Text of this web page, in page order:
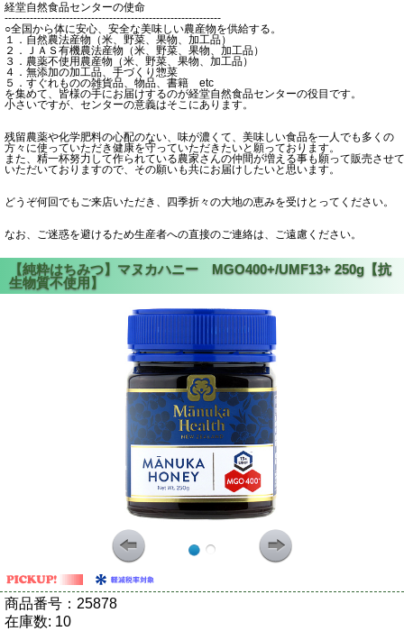
経堂自然食品センターの使命
------------------------------------------------------------
○全国から体に安心、安全な美味しい農産物を供給する。
１．自然農法産物（米、野菜、果物、加工品）
２．ＪＡＳ有機農法産物（米、野菜、果物、加工品）
３．農薬不使用農産物（米、野菜、果物、加工品）
４．無添加の加工品、手づくり惣菜
５．すぐれものの雑貨品、物品、書籍 etc
を集めて、皆様の手にお届けするのが経堂自然食品センターの役目です。
小さいですが、センターの意義はそこにあります。
残留農薬や化学肥料の心配のない、味が濃くて、美味しい食品を一人でも多くの
方々に使っていただき健康を守っていただきたいと願っております。
また、精一杯努力して作られている農家さんの仲間が増える事も願って販売させて
いただいておりますので、その願いも共にお届けしたいと思います。
どうぞ何回でもご来店いただき、四季折々の大地の恵みを受けとってください。
なお、ご迷惑を避けるため生産者への直接のご連絡は、ご遠慮ください。
商品番号： 25878
在庫数: 10